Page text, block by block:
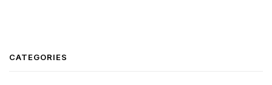
CATEGORIES